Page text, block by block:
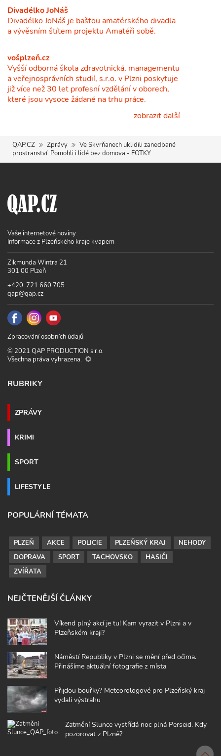
Divadélko JoNáš
Divadélko JoNáš je baštou amatérského divadla
a vývěsním štítem projektu Amatéři sobě.
vošplzeň.cz
Vyšší odborná škola zdravotnická, managementu
a veřejnosprávních studií, s.r.o. v Plzni poskytuje
již více než 30 let profesní vzdělání v oborech,
které jsou vysoce žádané na trhu práce.
zobrazit další
QAP.CZ Zprávy
Ve Skvrňanech uklidili zanedbané
prostranství. Pomohli i lidé bez domova - FOTKY
Vaše internetové noviny
Informace z Plzeňského kraje kvapem
Zikmunda Wintra 21
301 00 Plzeň
+420 721 660 705
qap@qap.cz
Zpracování osobních údajů
© 2021 QAP PRODUCTION s.r.o.
Všechna práva vyhrazena.
RUBRIKY
ZPRÁVY
KRIMI
SPORT
LIFESTYLE
POPULÁRNÍ TÉMATA
PLZEŇ AKCE POLICIE PLZEŇSKÝ KRAJ
NEHODY
DOPRAVA
SPORT TACHOVSKO
HASIČI
ZVÍŘATA
NEJČTENĚJŠÍ ČLÁNKY
Víkend plný akcí je tu! Kam vyrazit v Plzni a v
Plzeňském kraji?
Náměstí Republiky v Plzni se mění před očima.
Přinášíme aktuální fotografie z místa
Přijdou bouřky? Meteorologové pro Plzeňský kraj
vydali výstrahu
Zatmění Slunce vystřídá noc plná Perseid. Kdy
pozorovat z Plzně?